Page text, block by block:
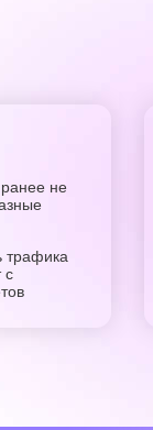
не
трафика
с